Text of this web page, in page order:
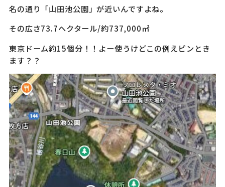
名の通り「山田池公園」が近いんですよね。
その広さ73.7ヘクタール/約737,000㎡
東京ドーム約15個分！！よー使うけどこの例えピンとき
ます？？